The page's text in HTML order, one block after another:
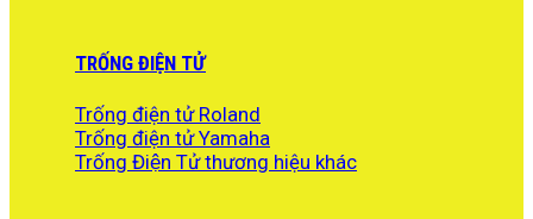
TRỐNG ĐIỆN TỬ
Trống điện tử Roland
Trống điện tử Yamaha
Trống Điện Tử thương hiệu khác